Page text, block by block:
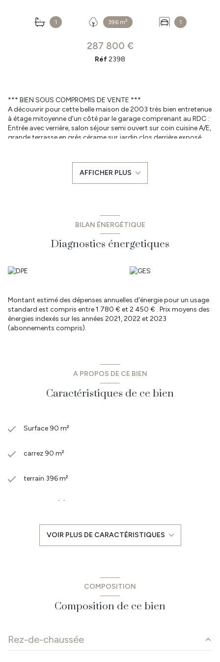
1 396 m² 1
287 800 €
Réf2398
*** BIEN SOUS COMPROMIS DE VENTE ***
A découvrir pour cette belle maison de 2003 très bien entretenue
à étage mitoyenne d'un côté par le garage comprenant au RDC :
Entrée avec verrière, salon séjour semi ouvert sur coin cuisine A/E,
grande terrasse en grès cérame sur jardin clos derrière exposé
parquet dont 2 avec placard, salle de bains + wc.
Le tout sur environ 400 m² de terrain en lotissement proche
commerces et écoles à pied ainsi que le parc pour les belles
Les informations liées aux risques auxquels ce bien est exposé
AFFICHER PLUS
BILAN ÉNERGÉTIQUE
Diagnostics énergetiques
Montant estimé des dépenses annuelles d'énergie pour un usage
standard est compris entre 1 780 € et 2 450 € . Prix moyens des
énergies indexés sur les années 2021, 2022 et 2023
(abonnements compris).
A PROPOS DE CE BIEN
Caractéristiques de ce bien
Surface 90 m²
carrez 90 m²
terrain 396 m²
3 chambre(s)
1 garage(s)
VOIR PLUS DE CARACTÉRISTIQUES
COMPOSITION
Composition de ce bien
Rez-de-chaussée